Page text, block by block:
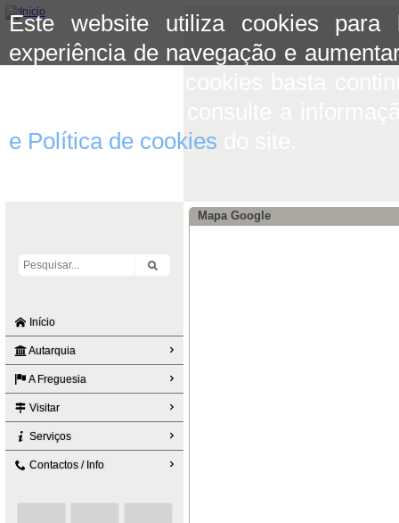
Este website utiliza cookies para
experiência de navegação e
e Política de cookies
Início
Autarquia
A Freguesia
Visitar
Serviços
Contactos / Info
Mapa Google